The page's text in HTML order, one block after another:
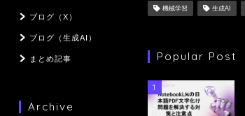
ブログ（X）
ブログ（生成AI）
まとめ記事
Archive
機械学習 生成AI
Popular Post
1